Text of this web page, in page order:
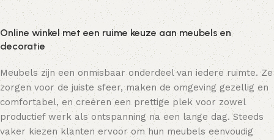
Online winkel met een ruime keuze aan meubels en
decoratie
Meubels zijn een onmisbaar onderdeel van iedere ruimte. Ze
zorgen voor de juiste sfeer, maken de omgeving gezellig en
comfortabel, en creëren een prettige plek voor zowel
productief werk als ontspanning na een lange dag. Steeds
vaker kiezen klanten ervoor om hun meubels eenvoudig